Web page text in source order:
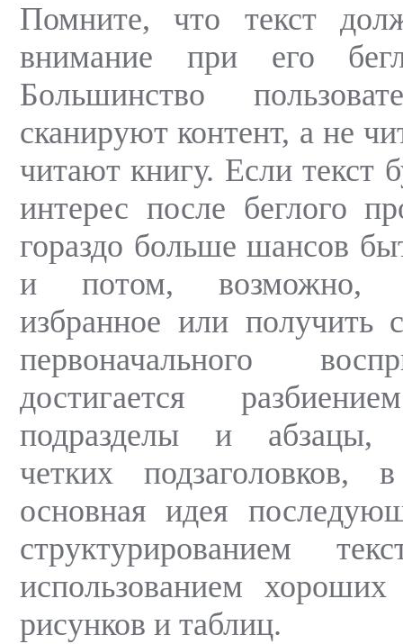
Помните, что текст
внимание при его
Большинство
сканируют контент, а не
читают книгу. Если текст
интерес после беглого
гораздо больше шансов
и потом, возможно,
избранное или получить
первоначального
достигается
подразделы и абзацы,
четких подзаголовков,
основная идея
структурированием
использованием
рисунков и таблиц.